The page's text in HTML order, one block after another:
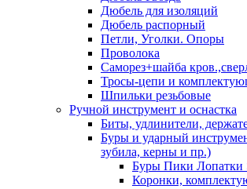
Дюбель для изоляций
Дюбель распорный
Петли, Уголки. Опоры
Проволока
Саморез+шайба
Тросы-цепи и
Шпильки резьбовые
Ручной инструмент и оснастка
Биты, удлинители,
Буры и ударный
зубила, керны и пр.)
Буры Пики Лопатки
Коронки,